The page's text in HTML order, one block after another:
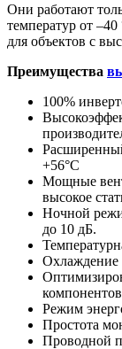
Они работают
температур от
для объектов с
Преимущества
100%
+56°C
Мощные
высокое
Ночной
до 10 дБ.
Охлаждение
Режим
Простота
Проводной